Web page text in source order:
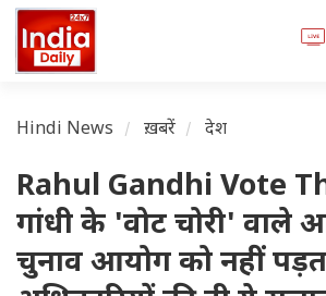
Hindi News ख़बरें देश
Rahul Gandhi Vote
गांधी के 'वोट चोरी' वाले
चुनाव आयोग को नहीं